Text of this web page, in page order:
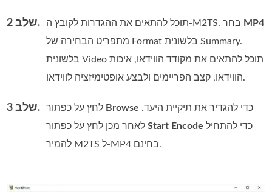
שלב 2.
MP4
מתפריט הבחירה של Format בלשונית Summary.
בלשונית Video תוכל להתאים את מקודד הווידאו, איכות
הווידאו, קצב הפריימים ולבצע אופטימיזציה לווידאו.
שלב 3. Browse
לאחר מכן לחץ על כפתורStart Encode כדי להתחיל
להמיר M2TS ל‑MP4 בחינם.